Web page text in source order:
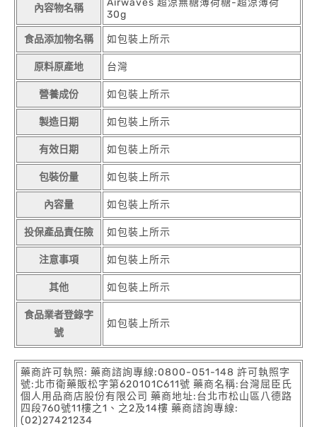
內容物名稱
Airwaves 超涼無糖薄荷糖-超涼薄荷
30g
食品添加物名稱 如包裝上所示
原料原產地 台灣
營養成份 如包裝上所示
製造日期 如包裝上所示
有效日期 如包裝上所示
包裝份量 如包裝上所示
內容量 如包裝上所示
投保產品責任險 如包裝上所示
注意事項 如包裝上所示
其他 如包裝上所示
食品業者登錄字
號
如包裝上所示
藥商許可執照: 藥商諮詢專線:0800-051-148 許可執照字
號:北市衛藥販松字第620101C611號 藥商名稱:台灣屈臣氏
個人用品商店股份有限公司 藥商地址:台北市松山區八德路
四段760號11樓之1、之2及14樓 藥商諮詢專線:
(02)27421234